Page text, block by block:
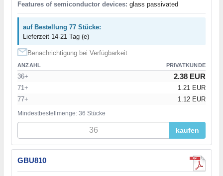
Features of semiconductor devices: glass passivated
auf Bestellung 77 Stücke:
Lieferzeit 14-21 Tag (e)
Benachrichtigung bei Verfügbarkeit
ANZAHL PRIVATKUNDE
36+ 2.38 EUR
71+
1.21 EUR
77+
1.12 EUR
Mindestbestellmenge: 36 Stücke
kaufen
GBU810